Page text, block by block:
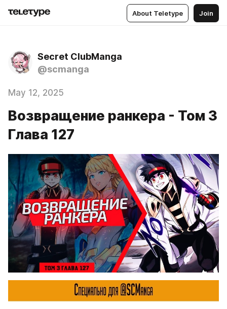
About Teletype Join
Secret ClubManga
@scmanga
May 12, 2025
Возвращение ранкера - Том 3
Глава 127